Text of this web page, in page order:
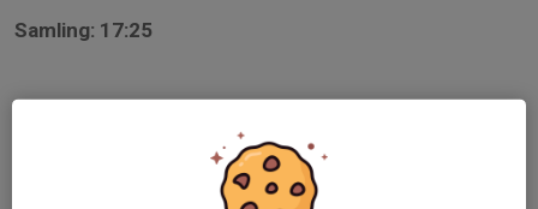
Samling: 17:25